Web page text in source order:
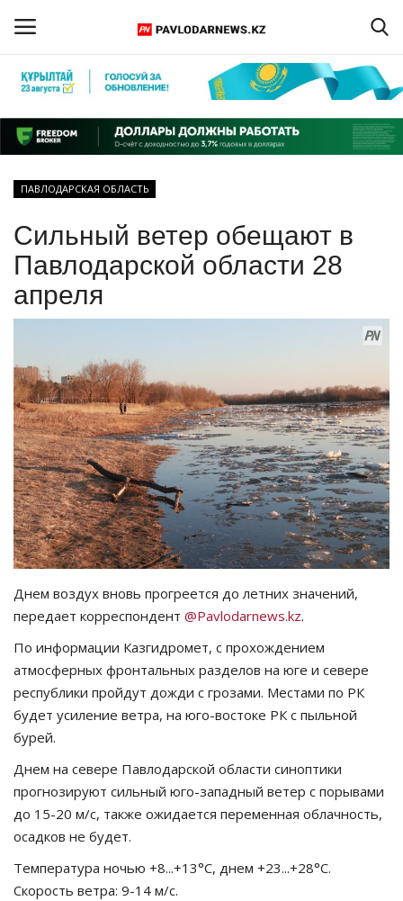
Регистрация
Главная
ПАВЛОДАРСКАЯ ОБЛАСТЬ
КАЗАХСТАН
СПЕЦПРОЕКТЫ
СПОРТ
Чек-лист
РАЗВЛЕЧЕНИЯ
OFFICIAL
Курултай
Язык
Қазақша Русский
ПАВЛОДАРСКАЯ ОБЛАСТЬ
Сильный ветер обещают в
Павлодарской области 28
апреля
Днем воздух вновь прогреется до летних значений,
передает корреспондент @Pavlodarnews.kz.
По информации Казгидромет, с прохождением
атмосферных фронтальных разделов на юге и севере
республики пройдут дожди с грозами. Местами по РК
будет усиление ветра, на юго-востоке РК с пыльной
бурей.
Днем на севере Павлодарской области синоптики
прогнозируют сильный юго-западный ветер с порывами
до 15-20 м/с, также ожидается переменная облачность,
осадков не будет.
Температура ночью +8...+13°C, днем +23...+28°C.
Скорость ветра: 9-14 м/с.